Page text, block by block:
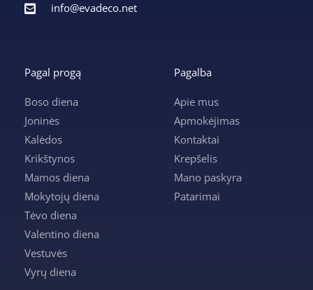
info@evadeco.net
Pagal progą
Boso diena
Joninės
Kalėdos
Krikštynos
Mamos diena
Mokytojų diena
Tėvo diena
Valentino diena
Vestuvės
Vyrų diena
Pagalba
Apie mus
Apmokėjimas
Kontaktai
Krepšelis
Mano paskyra
Patarimai